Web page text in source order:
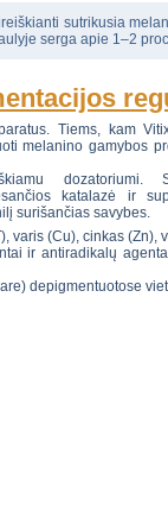
sutrikusia
serga apie 1–2
Tiems, kam
melanino gamybos
dozatoriumi.
katalazė ir
surišančias savybes.
varis (Cu), cinkas (Zn),
ir antiradikalų
depigmentuotose